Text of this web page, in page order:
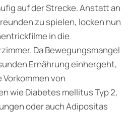
auf der Strecke. Anstatt an
zu spielen, locken nun
in die
Da Bewegungsmangel
Ernährung einhergeht,
von
wie Diabetes mellitus Typ 2,
oder auch Adipositas